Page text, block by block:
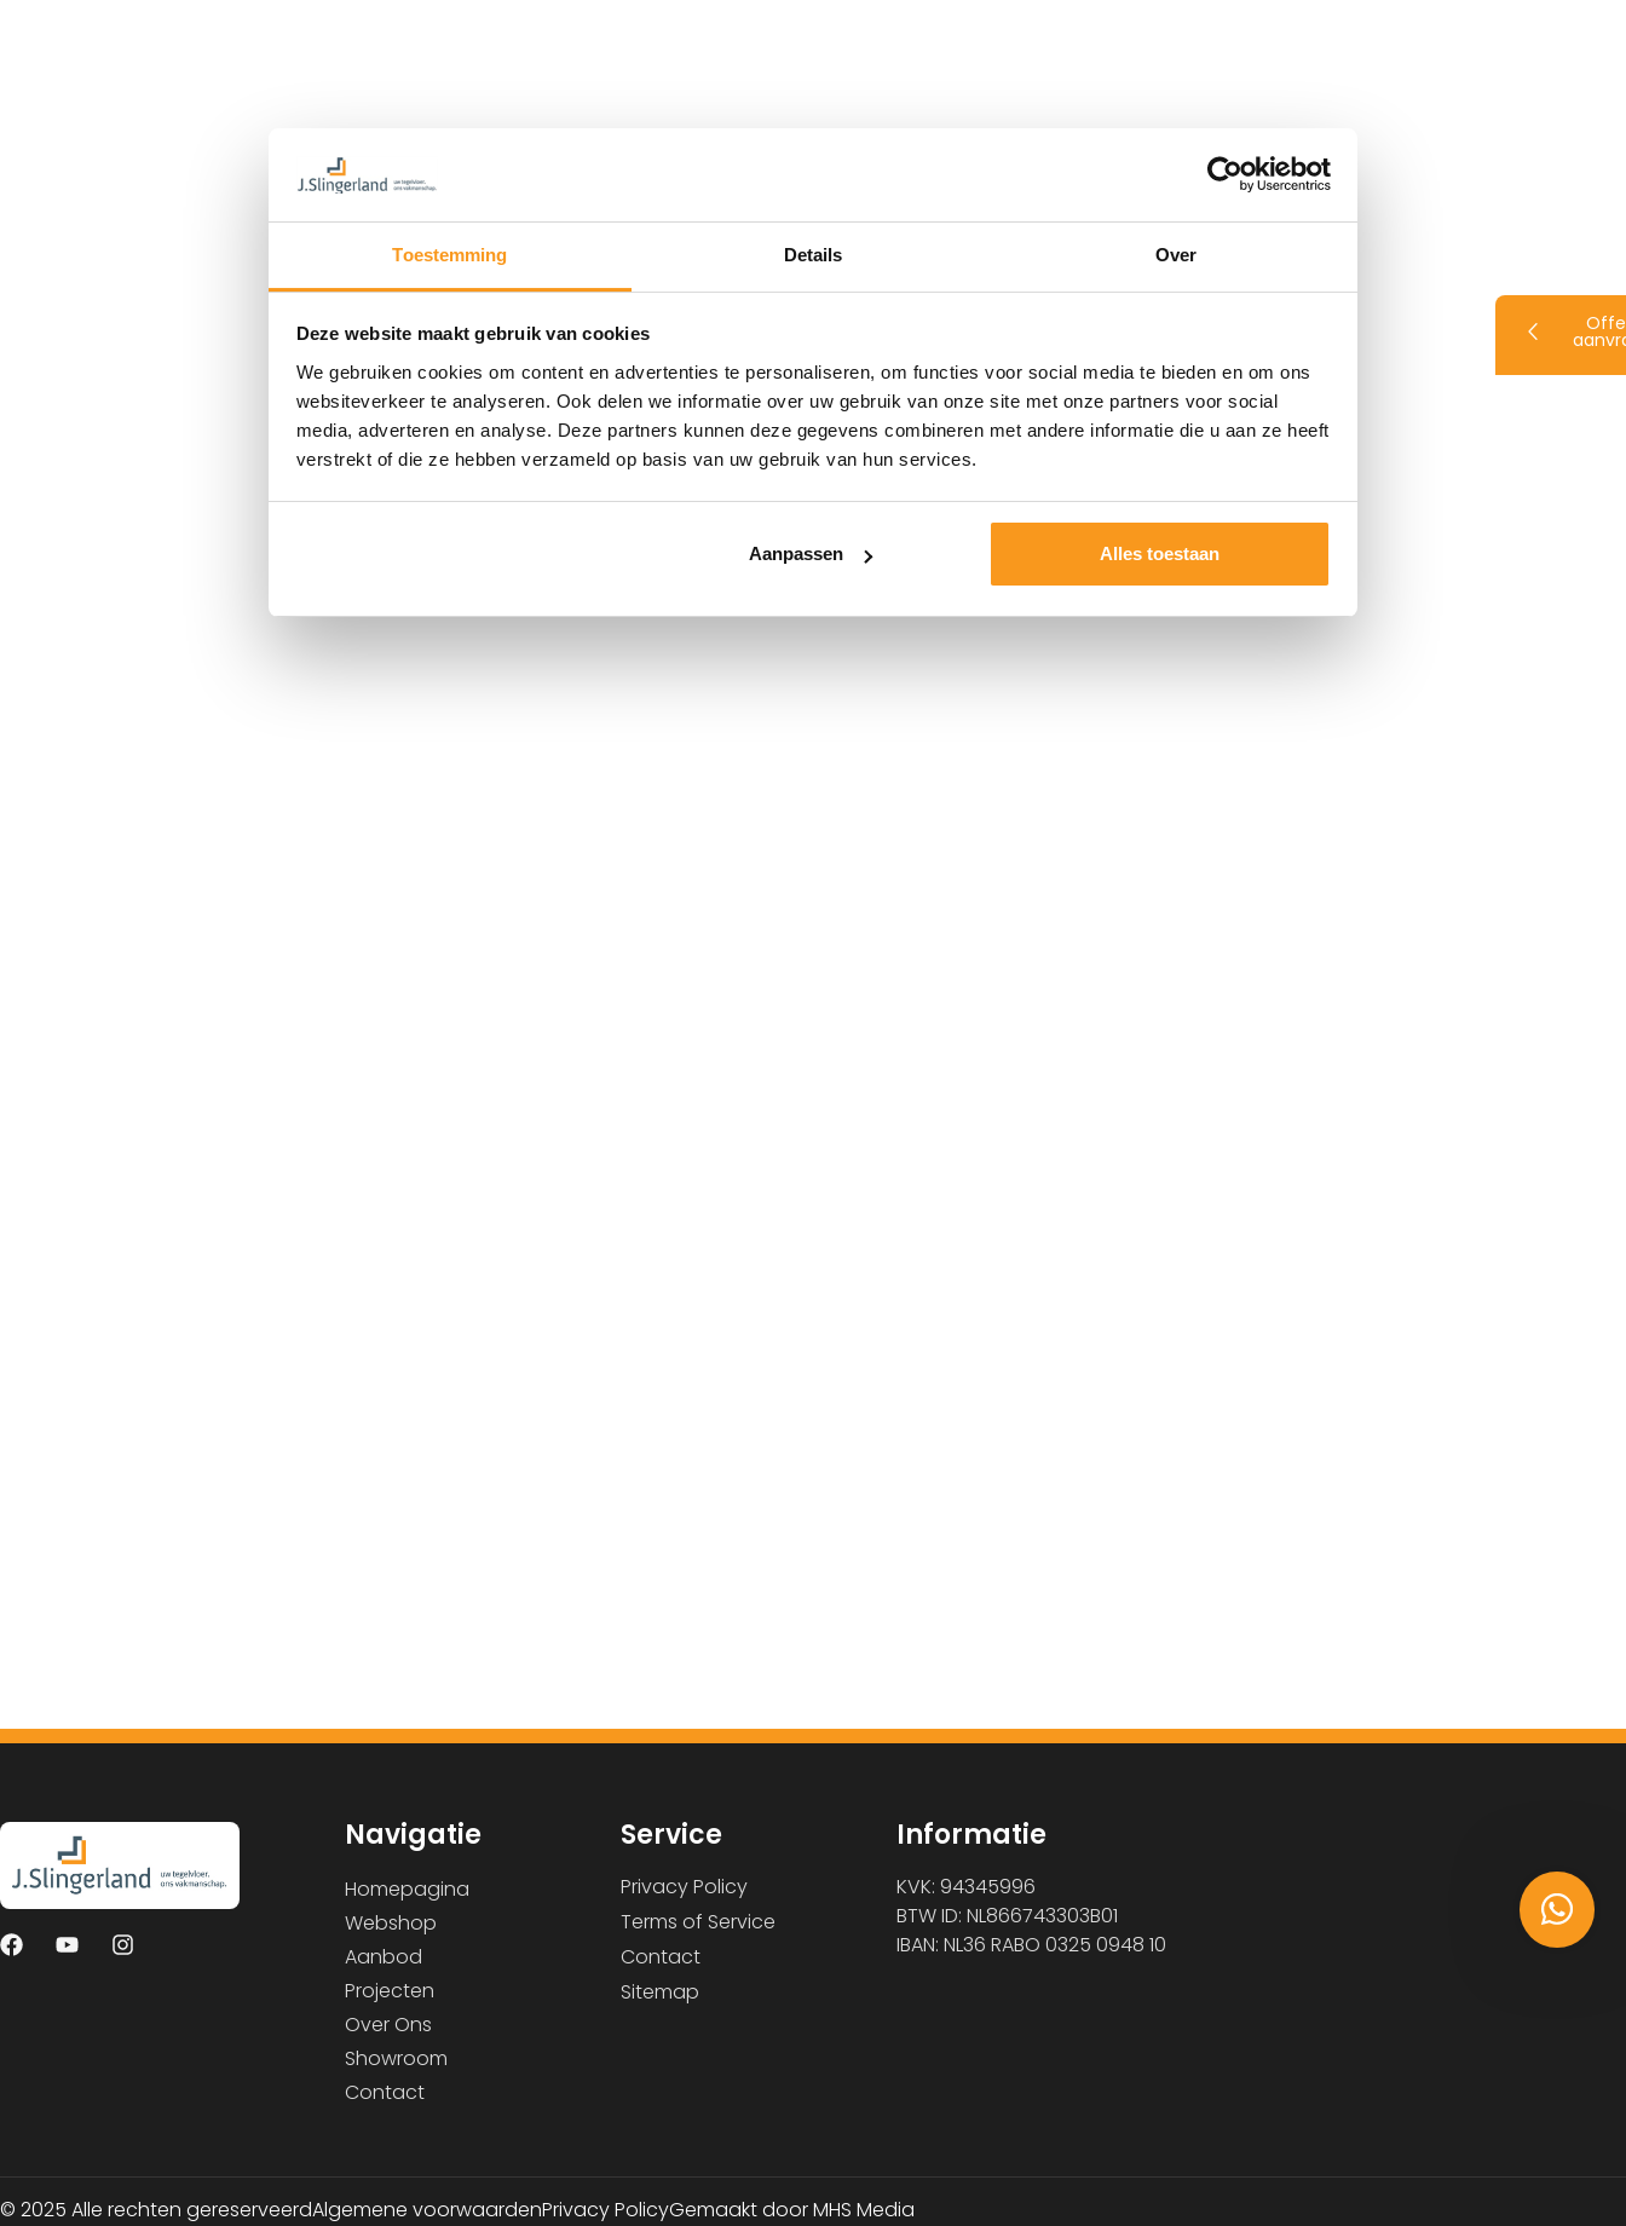
Toestemming Details Over
Deze website maakt gebruik van cookies
We gebruiken cookies om content en advertenties te personaliseren, om functies voor social media te bieden en om ons
websiteverkeer te analyseren. Ook delen we informatie over uw gebruik van onze site met onze partners voor social
media, adverteren en analyse. Deze partners kunnen deze gegevens combineren met andere informatie die u aan ze heeft
verstrekt of die ze hebben verzameld op basis van uw gebruik van hun services.
Aanpassen Alles toestaan
Navigatie
Homepagina
Webshop
Aanbod
Projecten
Over Ons
Showroom
Contact
Service
Privacy Policy
Terms of Service
Contact
Sitemap
Informatie
KVK: 94345996
BTW ID: NL866743303B01
IBAN: NL36 RABO 0325 0948 10
© 2025 Alle rechten gereserveerdAlgemene voorwaardenPrivacy PolicyGemaakt door MHS Media